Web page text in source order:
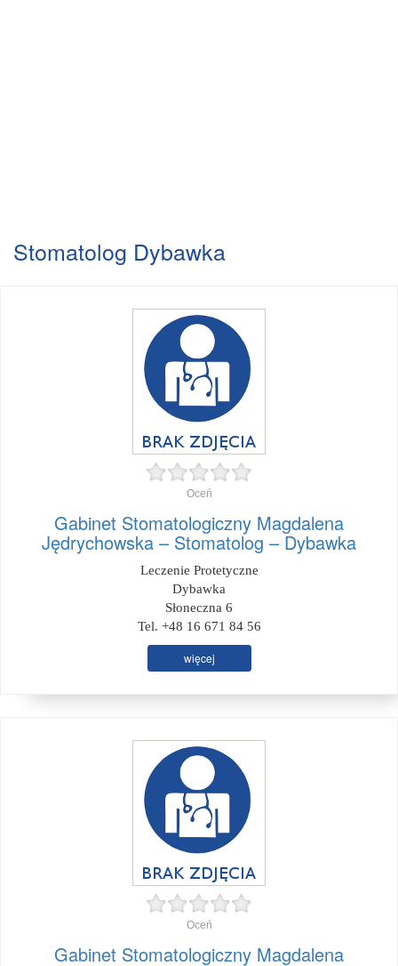
Stomatolog Dybawka
Oceń
Gabinet Stomatologiczny Magdalena
Jędrychowska – Stomatolog – Dybawka
Leczenie Protetyczne
Dybawka
Słoneczna 6
Tel. +48 16 671 84 56
więcej
Oceń
Gabinet Stomatologiczny Magdalena